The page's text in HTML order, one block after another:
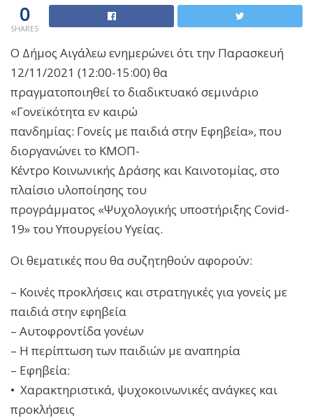
0
SHARES
Ο Δήμος Αιγάλεω ενημερώνει ότι την Παρασκευή
12/11/2021 (12:00-15:00) θα
πραγματοποιηθεί το διαδικτυακό σεμινάριο
«Γονεϊκότητα εν καιρώ
πανδημίας: Γονείς με παιδιά στην Εφηβεία», που
διοργανώνει το ΚΜΟΠ-
Κέντρο Κοινωνικής Δράσης και Καινοτομίας, στο
πλαίσιο υλοποίησης του
προγράμματος «Ψυχολογικής υποστήριξης Covid-
19» του Υπουργείου Υγείας.
Οι θεματικές που θα συζητηθούν αφορούν:
– Κοινές προκλήσεις και στρατηγικές για γονείς με
παιδιά στην εφηβεία
– Αυτοφροντίδα γονέων
– Η περίπτωση των παιδιών με αναπηρία
– Εφηβεία:
• Χαρακτηριστικά, ψυχοκοινωνικές ανάγκες και
προκλήσεις